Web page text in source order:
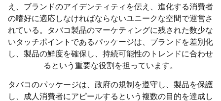
え、ブランドのアイデンティティを伝え、進化する消費者
の嗜好に適応しなければならないユニークな空間で運営さ
れている。タバコ製品のマーケティングに残された数少な
いタッチポイントであるパッケージは、ブランドを差別化
し、製品の鮮度を確保し、持続可能性のトレンドに合わせ
るという重要な役割を担っています。
タバコのパッケージは、政府の規制を遵守し、製品を保護
し、成人消費者にアピールするという複数の目的を達成し